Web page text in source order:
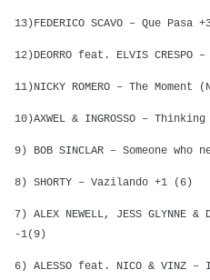
13)FEDERICO SCAVO – Que Pasa
12)DEORRO feat. ELVIS
11)NICKY ROMERO – The
10)AXWEL & INGROSSO –
9) BOB SINCLAR – Someone who
8) SHORTY – Vazilando +1 (6)
7) ALEX NEWELL, JESS
-1(9)
6) ALESSO feat. NICO & VINZ